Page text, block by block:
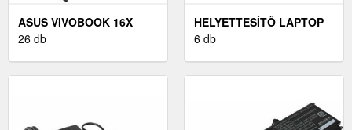
ASUS VIVOBOOK 16X
K3605ZC LAPTOP AKKU
26 db
HELYETTESÍTŐ LAPTOP
AKKU HP ENVY 13-
6 db